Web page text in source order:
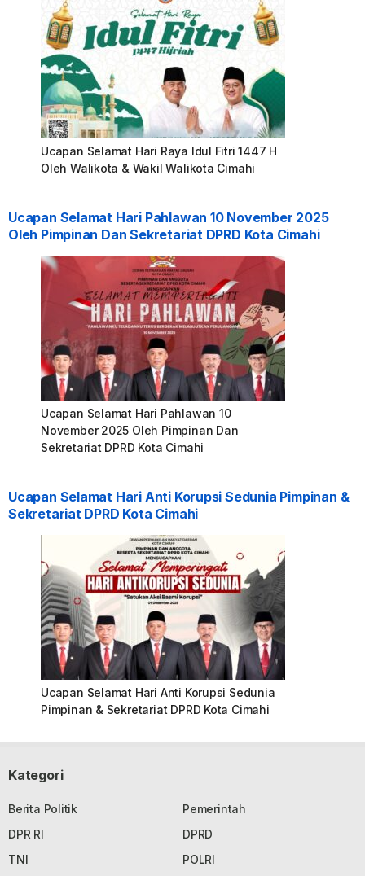
Ucapan Selamat Hari Raya Idul Fitri 1447 H
Oleh Walikota & Wakil Walikota Cimahi
Ucapan Selamat Hari Pahlawan 10 November 2025
Oleh Pimpinan Dan Sekretariat DPRD Kota Cimahi
Ucapan Selamat Hari Pahlawan 10
November 2025 Oleh Pimpinan Dan
Sekretariat DPRD Kota Cimahi
Ucapan Selamat Hari Anti Korupsi Sedunia Pimpinan &
Sekretariat DPRD Kota Cimahi
Ucapan Selamat Hari Anti Korupsi Sedunia
Pimpinan & Sekretariat DPRD Kota Cimahi
Kategori
Berita Politik
Pemerintah
DPR RI
DPRD
TNI
POLRI